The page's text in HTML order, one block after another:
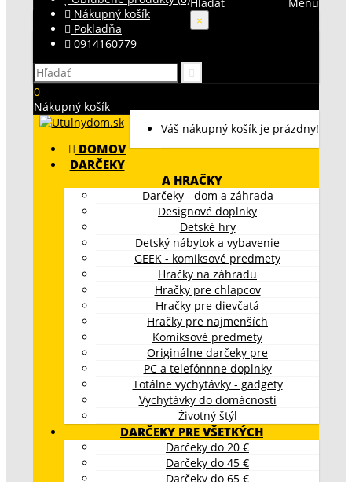
Nákupný košík
Pokladňa
0914160779
×
0
Nákupný košík
Váš nákupný košík je prázdny!
DOMOV
DARČEKY
A HRAČKY
Darčeky - dom a záhrada
Designové doplnky
Detské hry
Detský nábytok a vybavenie
GEEK - komiksové predmety
Hračky na záhradu
Hračky pre chlapcov
Hračky pre dievčatá
Hračky pre najmenších
Komiksové predmety
Originálne darčeky pre
PC a telefónnne doplnky
Totálne vychytávky - gadgety
Vychytávky do domácnosti
Životný štýl
DARČEKY PRE VŠETKÝCH
Darčeky do 20 €
Darčeky do 45 €
Darčeky do 65 €